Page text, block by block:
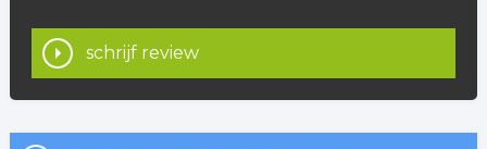
schrijf review